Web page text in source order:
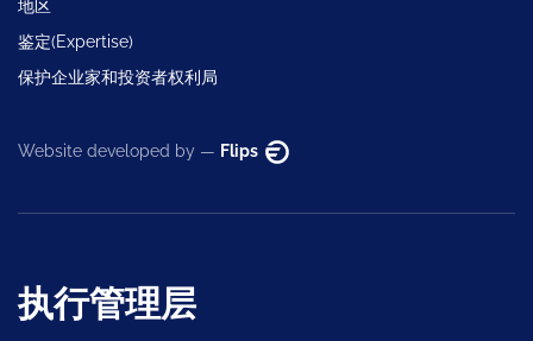
地区
鉴定(Expertise)
保护企业家和投资者权利局
Website developed by — Flips
执行管理层